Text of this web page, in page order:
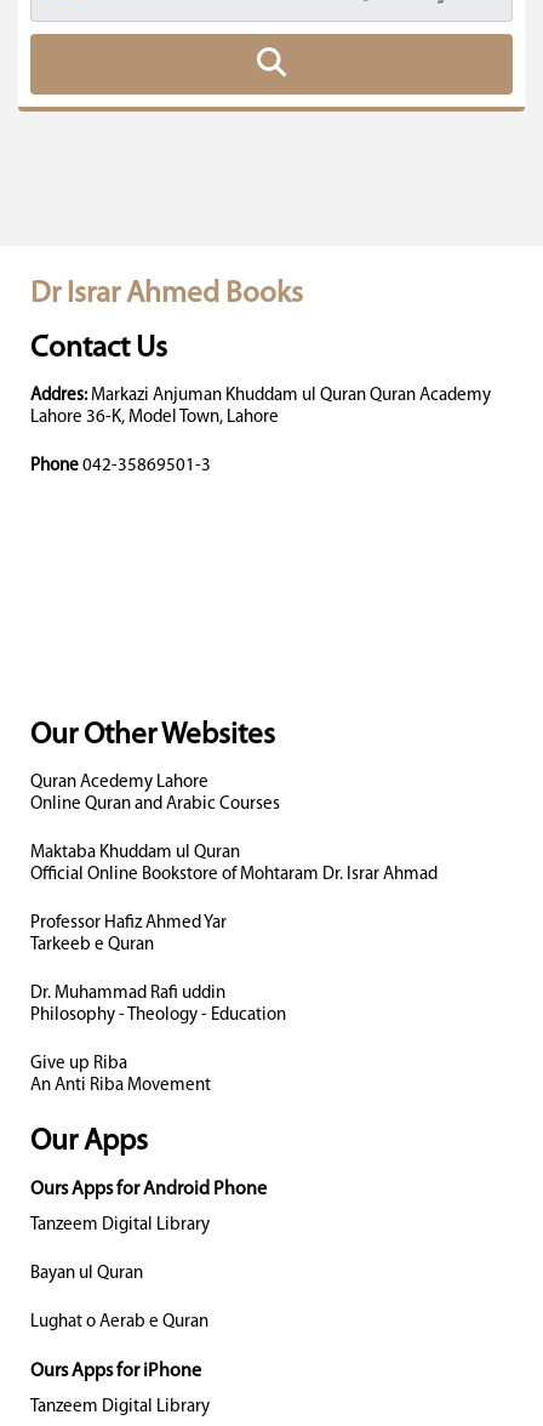
Dr Israr Ahmed Books
Contact Us
Addres: Markazi Anjuman Khuddam ul Quran Quran Academy
Lahore 36-K, Model Town, Lahore
Phone 042-35869501-3
Our Other Websites
Quran Acedemy Lahore
Online Quran and Arabic Courses
Maktaba Khuddam ul Quran
Official Online Bookstore of Mohtaram Dr. Israr Ahmad
Professor Hafiz Ahmed Yar
Tarkeeb e Quran
Dr. Muhammad Rafi uddin
Philosophy - Theology - Education
Give up Riba
An Anti Riba Movement
Our Apps
Ours Apps for Android Phone
Tanzeem Digital Library
Bayan ul Quran
Lughat o Aerab e Quran
Ours Apps for iPhone
Tanzeem Digital Library